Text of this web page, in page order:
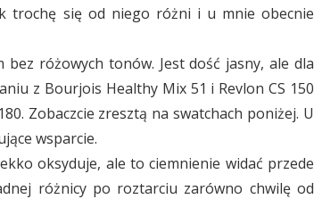
trochę się od niego różni i u mnie obecnie
różowych tonów. Jest dość jasny, ale dla
z Bourjois Healthy Mix 51 i Revlon CS 150
Zobaczcie zresztą na swatchach poniżej. U
wsparcie.
oksyduje, ale to ciemnienie widać przede
różnicy po roztarciu zarówno chwilę od